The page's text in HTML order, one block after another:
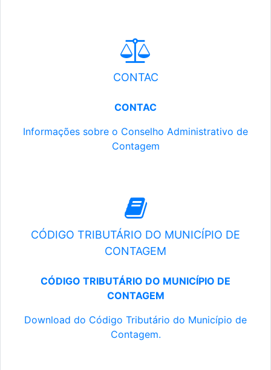
CONTAC
CONTAC
Informações sobre o Conselho Administrativo de
Contagem
CÓDIGO TRIBUTÁRIO DO MUNICÍPIO DE
CONTAGEM
CÓDIGO TRIBUTÁRIO DO MUNICÍPIO DE
CONTAGEM
Download do Código Tributário do Município de
Contagem.